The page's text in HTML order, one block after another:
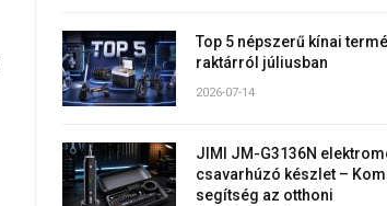
Top 5 népszerű kínai
raktárról júliusban
2026-07-14
JIMI JM-G3136N
csavarhúzó készlet –
segítség az otthoni